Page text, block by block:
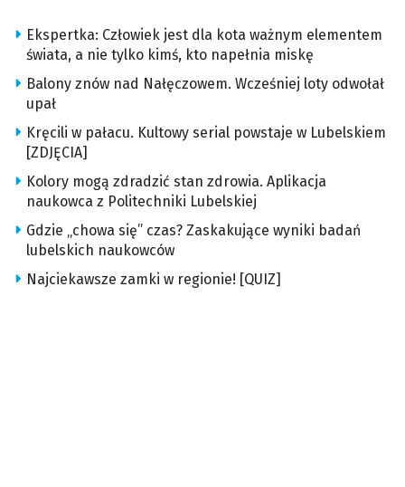
Ekspertka: Człowiek jest dla kota ważnym elementem
świata, a nie tylko kimś, kto napełnia miskę
Balony znów nad Nałęczowem. Wcześniej loty odwołał
upał
Kręcili w pałacu. Kultowy serial powstaje w Lubelskiem
[ZDJĘCIA]
Kolory mogą zdradzić stan zdrowia. Aplikacja
naukowca z Politechniki Lubelskiej
Gdzie „chowa się” czas? Zaskakujące wyniki badań
lubelskich naukowców
Najciekawsze zamki w regionie! [QUIZ]